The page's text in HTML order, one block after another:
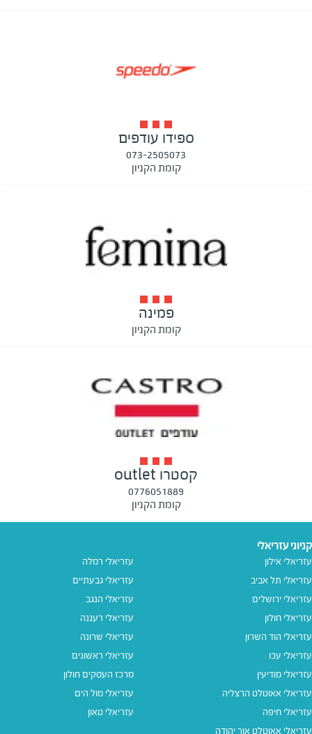
ספידו עודפים
073-2505073
קומת הקניון
פמינה
קומת הקניון
קסטרו outlet
0776051889
קומת הקניון
קניוני עזריאלי
עזריאלי אילון
עזריאלי תל אביב
עזריאלי ירושלים
עזריאלי חולון
עזריאלי הוד השרון
עזריאלי עכו
עזריאלי מודיעין
עזריאלי אאוטלט הרצליה
עזריאלי חיפה
עזריאלי אאוטלט אור יהודה
עזריאלי רמלה
עזריאלי גבעתיים
עזריאלי הנגב
עזריאלי רעננה
עזריאלי שרונה
עזריאלי ראשונים
מרכז העסקים חולון
עזריאלי מול הים
עזריאלי טאון